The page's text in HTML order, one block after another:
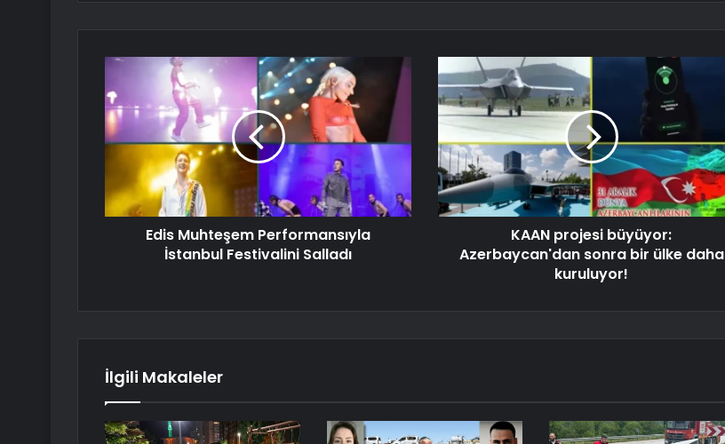
Edis Muhteşem Performansıyla
İstanbul Festivalini Salladı
KAAN projesi büyüyor:
Azerbaycan'dan sonra bir ülke daha
kuruluyor!
İlgili Makaleler